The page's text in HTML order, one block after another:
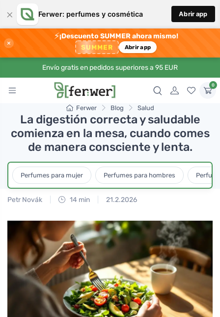
× Ferwer: perfumes y cosmética Abrir app
×
⚡¡Descuento SUMMER ahora mismo!
SUMMER Abrir app
Envío gratis en pedidos superiores a 95 EUR
0
Ferwer Blog Salud
La digestión correcta y saludable
comienza en la mesa, cuando comes
de manera consciente y lenta.
Perfumes para mujer Perfumes para hombres
Petr Novák 14 min 21.2.2026